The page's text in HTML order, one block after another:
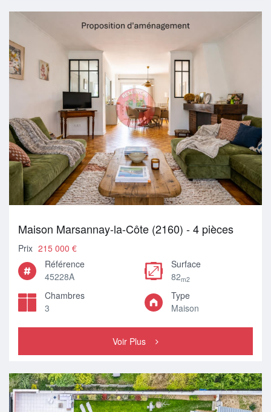
Maison Marsannay-la-Côte (2160) - 4 pièces
Prix 215 000 €
Référence
45228A
Surface
82m2
Chambres
3
Type
Maison
Voir Plus